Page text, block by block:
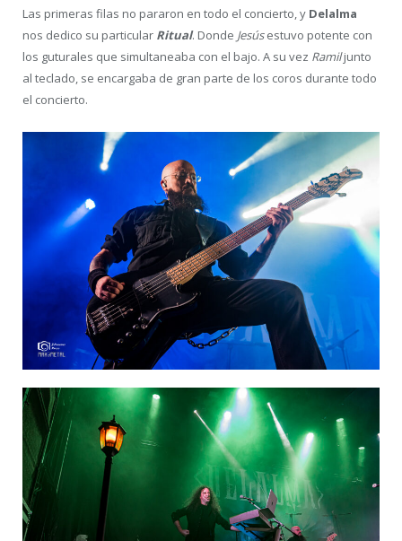
Las primeras filas no pararon en todo el concierto, y Delalma
nos dedico su particular Ritual. Donde Jesúsestuvo potente con
los guturales que simultaneaba con el bajo. A su vez Ramiljunto
al teclado, se encargaba de gran parte de los coros durante todo
el concierto.